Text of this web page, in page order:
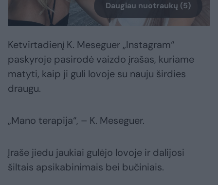
Daugiau nuotraukų (5)
Ketvirtadienį K. Meseguer „Instagram“
paskyroje pasirodė vaizdo įrašas, kuriame
matyti, kaip ji guli lovoje su nauju širdies
draugu.
„Mano terapija“, – K. Meseguer.
Įraše jiedu jaukiai gulėjo lovoje ir dalijosi
šiltais apsikabinimais bei bučiniais.